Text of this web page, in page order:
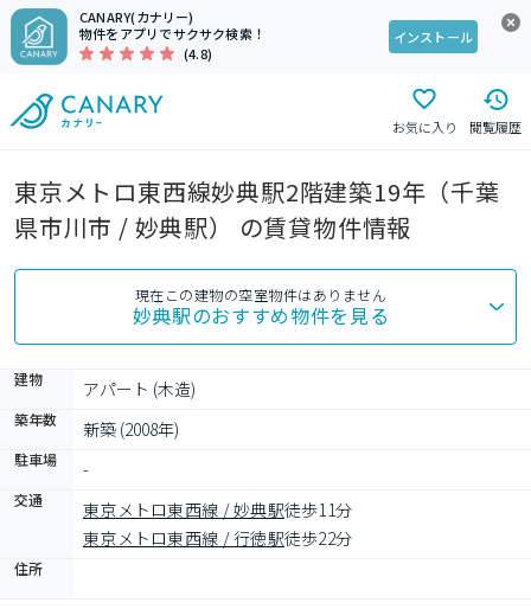
CANARY(カナリー)
物件をアプリでサクサク検索！
(4.8)
インストール
お気に入り 閲覧履歴
東京メトロ東西線妙典駅2階建築19年（千葉
県市川市 / 妙典駅） の賃貸物件情報
現在この建物の空室物件はありません
妙典駅のおすすめ物件を見る
建物 アパート (木造)
築年数 新築 (2008年)
駐車場 -
交通 東京メトロ東西線 / 妙典駅徒歩11分
東京メトロ東西線 / 行徳駅徒歩22分
住所